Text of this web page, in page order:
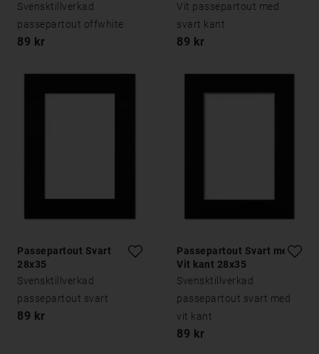
Svensktillverkad
passepartout offwhite
89 kr
Vit passepartout med
svart kant
89 kr
Passepartout Svart
28x35
Svensktillverkad
passepartout svart
89 kr
Passepartout Svart med
Vit kant 28x35
Svensktillverkad
passepartout svart med
vit kant
89 kr